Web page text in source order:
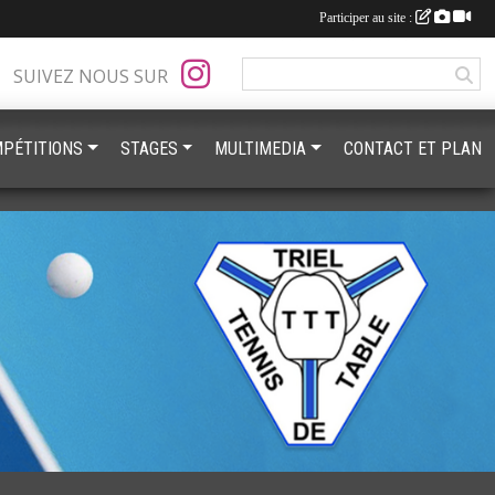
SUIVEZ NOUS SUR
STAGES MULTIMEDIA CONTACT ET PLAN
Participer au site :